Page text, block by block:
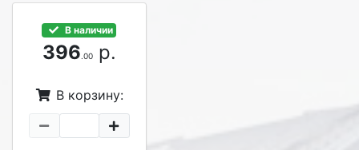
В наличии
396.00р.
В корзину: